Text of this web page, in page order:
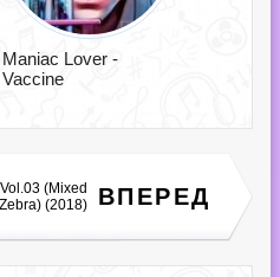
Maniac Lover -
Vaccine
- Funk
ВПЕРЕД
(Mixed
(2018)